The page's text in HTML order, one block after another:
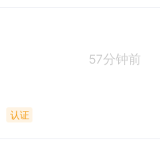
57分钟前
认证